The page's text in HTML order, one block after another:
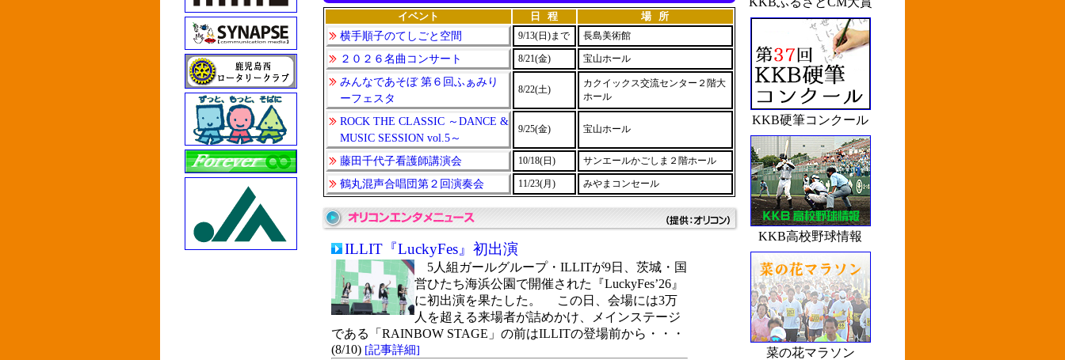
イベント 日 程
場 所
横手順子のてしごと空間
9/13(日)まで 長島美術館
２０２６名曲コンサート 8/21(金) 宝山ホール
みんなであそぼ 第６回ふぁみり
ーフェスタ
8/22(土)
カクイックス交流センター２階大
ホール
ROCK THE CLASSIC ～DANCE &
MUSIC SESSION vol.5～
9/25(金) 宝山ホール
藤田千代子看護師講演会 10/18(日) サンエールかごしま２階ホール
鶴丸混声合唱団第２回演奏会 11/23(月) みやまコンセール
ILLIT『LuckyFes』初出演
5人組ガールグループ・ILLITが9日、茨城・国
営ひたち海浜公園で開催された『LuckyFes’26』
に初出演を果たした。 この日、会場には3万
人を超える来場者が詰めかけ、メインステージ
である「RAINBOW STAGE」の前はILLITの登場前から・・・
(8/10) [記事詳細]
KKB硬筆コンクール
KKB高校野球情報
菜の花マラソン